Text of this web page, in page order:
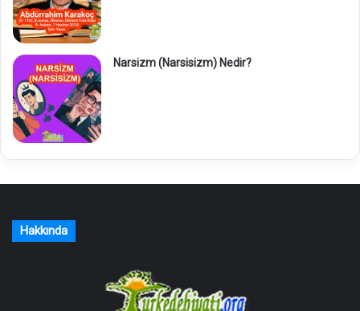
Narsizm (Narsisizm) Nedir?
Hakkında